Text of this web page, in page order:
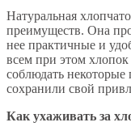
Натуральная
преимуществ. Она
нее практичные и
всем при этом хлопок
соблюдать некоторые
сохранили свой
Как ухаживать за